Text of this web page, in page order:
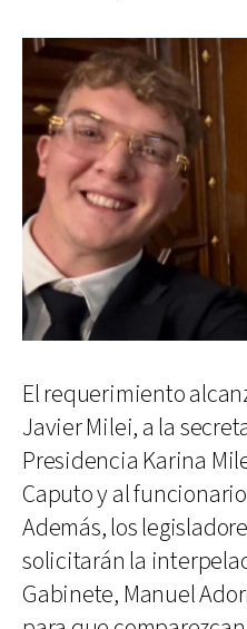
El requerimiento
Javier Milei, a la
Presidencia Karina
Caputo y al
Además, los
solicitarán la
Gabinete, Manuel